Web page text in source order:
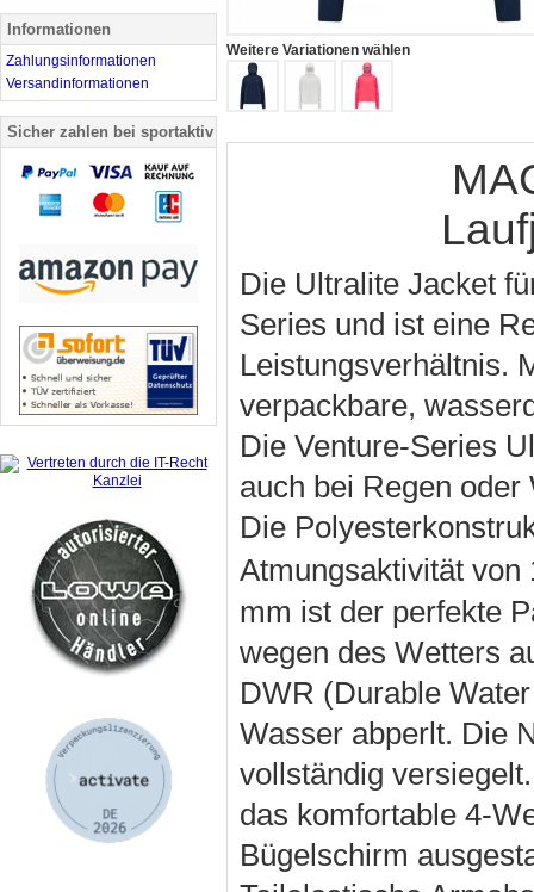
Weitere Variationen wählen
Die Ultralite Jacket
Series und ist eine
Leistungsverhältnis.
verpackbare,
Die Venture-Series
auch bei Regen
Die
Atmungsaktivität von
mm ist der perfekte
wegen des Wetters
DWR (Durable
Wasser abperlt. Die
vollständig
das komfortable 4-
Bügelschirm
Informationen
Zahlungsinformationen
Versandinformationen
Sicher zahlen bei sportaktiv